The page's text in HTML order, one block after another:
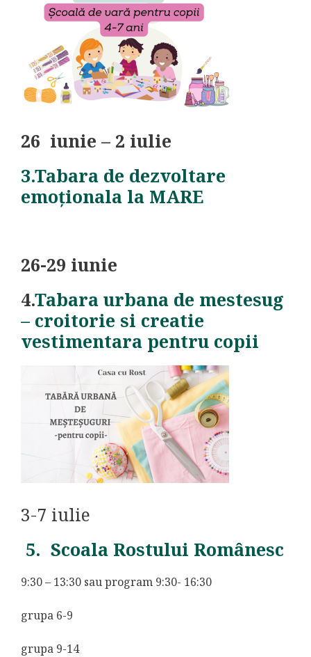
26 iunie – 2 iulie
3.Tabara de dezvoltare
emoționala la MARE
26-29 iunie
4.Tabara urbana de mestesug
– croitorie si creatie
vestimentara pentru copii
3-7 iulie
5. Scoala Rostului Românesc
9:30 – 13:30 sau program 9:30- 16:30
grupa 6-9
grupa 9-14